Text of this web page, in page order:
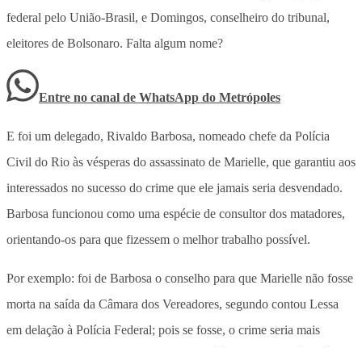
federal pelo União-Brasil, e Domingos, conselheiro do tribunal,
eleitores de Bolsonaro. Falta algum nome?
Entre no canal de WhatsApp do Metrópoles
E foi um delegado, Rivaldo Barbosa, nomeado chefe da Polícia
Civil do Rio às vésperas do assassinato de Marielle, que garantiu aos
interessados no sucesso do crime que ele jamais seria desvendado.
Barbosa funcionou como uma espécie de consultor dos matadores,
orientando-os para que fizessem o melhor trabalho possível.
Por exemplo: foi de Barbosa o conselho para que Marielle não fosse
morta na saída da Câmara dos Vereadores, segundo contou Lessa
em delação à Polícia Federal; pois se fosse, o crime seria mais